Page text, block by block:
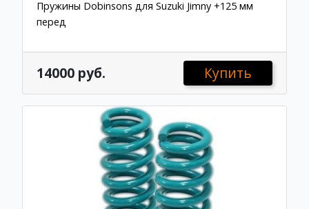
Пружины Dobinsons для Suzuki Jimny +125 мм
перед
14000 руб. Купить